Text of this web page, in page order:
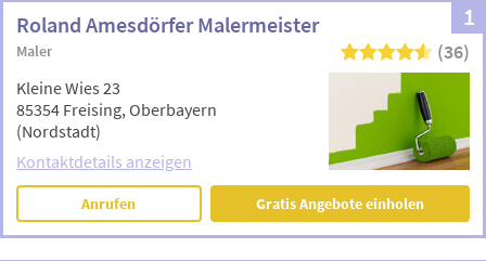
1
Roland Amesdörfer Malermeister
Maler (36)
Kleine Wies 23
85354 Freising, Oberbayern
(Nordstadt)
Kontaktdetails anzeigen
Anrufen Gratis Angebote einholen